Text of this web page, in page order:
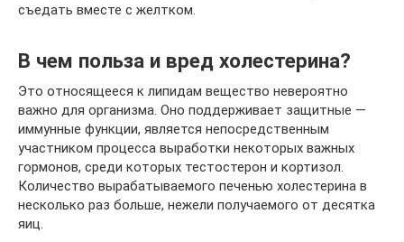
съедать вместе с желтком.
В чем польза и вред холестерина?
Это относящееся к липидам вещество невероятно
важно для организма. Оно поддерживает защитные —
иммунные функции, является непосредственным
участником процесса выработки некоторых важных
гормонов, среди которых тестостерон и кортизол.
Количество вырабатываемого печенью холестерина в
несколько раз больше, нежели получаемого от десятка
яиц.